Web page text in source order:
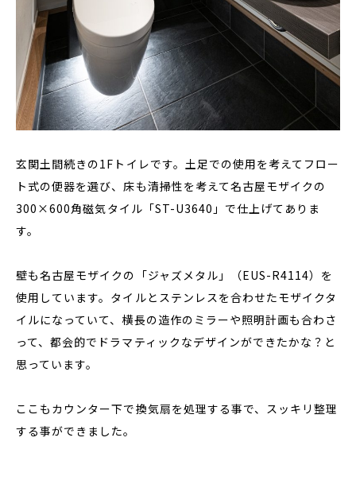
玄関土間続きの1Fトイレです。土足での使用を考えてフロー
ト式の便器を選び、床も清掃性を考えて名古屋モザイクの
300×600角磁気タイル「ST-U3640」で仕上げてありま
す。
壁も名古屋モザイクの「ジャズメタル」（EUS-R4114）を
使用しています。タイルとステンレスを合わせたモザイクタ
イルになっていて、横長の造作のミラーや照明計画も合わさ
って、都会的でドラマティックなデザインができたかな？と
思っています。
ここもカウンター下で換気扇を処理する事で、スッキリ整理
する事ができました。